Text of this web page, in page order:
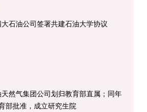
石油公司签署共建石油大学协议
然气集团公司划归教育部直属；同年
部批准，成立研究生院